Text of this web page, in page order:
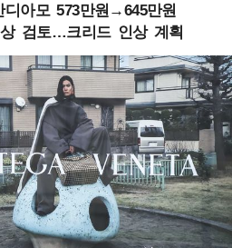
아모 573만원→645만원
검토…크리드 인상 계획